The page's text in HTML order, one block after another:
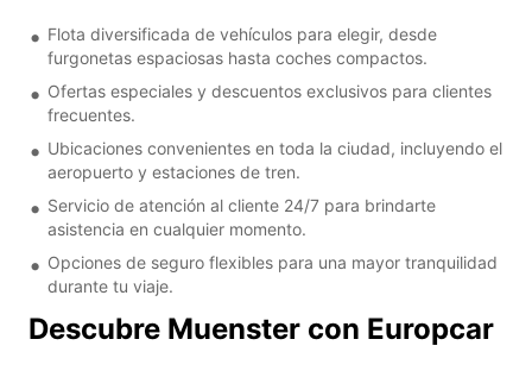
Flota diversificada de vehículos para elegir, desde
furgonetas espaciosas hasta coches compactos.
Ofertas especiales y descuentos exclusivos para clientes
frecuentes.
Ubicaciones convenientes en toda la ciudad, incluyendo el
aeropuerto y estaciones de tren.
Servicio de atención al cliente 24/7 para brindarte
asistencia en cualquier momento.
Opciones de seguro flexibles para una mayor tranquilidad
durante tu viaje.
Descubre Muenster con Europcar